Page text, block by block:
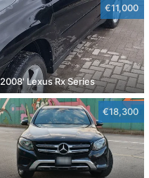
€11,000
2008' Lexus Rx Series
€18,300